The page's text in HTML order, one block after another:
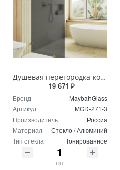
Душевая перегородка коннектор стена-стекло MaybahGlass MGD-271-3 195x79 см стекло графит матовое
19 671 ₽
Бренд
MaybahGlass
Артикул
MGD-271-3
Производитель
Россия
Материал
Стекло / Алюминий
Тип стекла
Тонированное
шт